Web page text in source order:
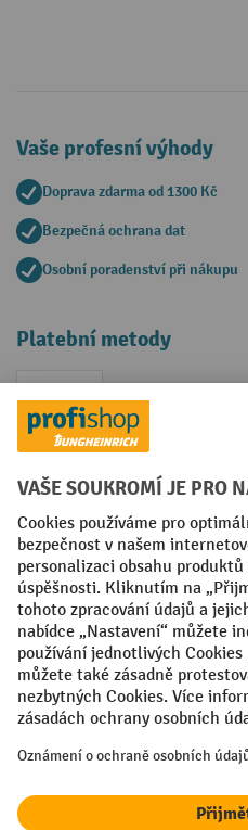
Vaše profesní výhody
Doprava zdarma od 1300 Kč
Bezpečná ochrana dat
Osobní poradenství při nákupu
Platební metody
Faktura
Sociální sítě
Facebook
YouTubeLinkedIn
VODP Otisk
Prohlášení o ochraně
Nastavení ochrany osobních
All prices excl. VAT plusshipping
¹ Sleva platí do vyprodání zásob.